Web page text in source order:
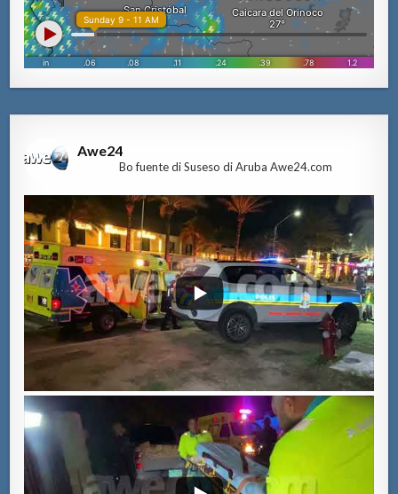
Awe24
Bo fuente di Suseso di Aruba Awe24.com